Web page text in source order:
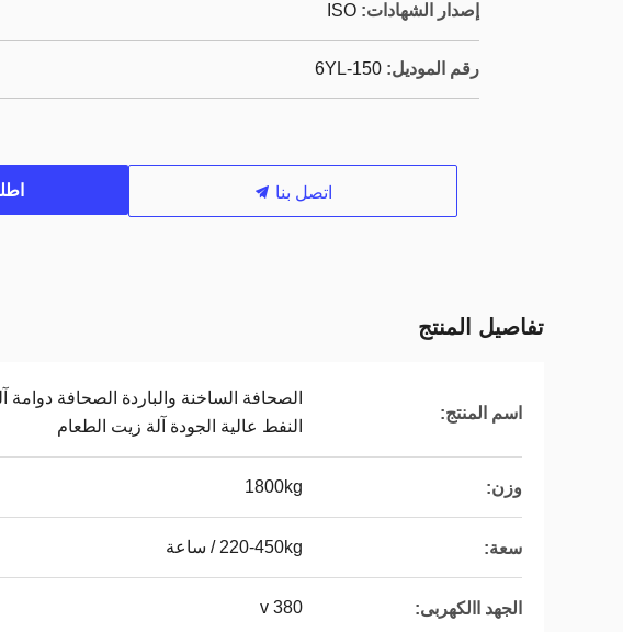
إصدار الشهادات: ISO
رقم الموديل: 6YL-150
اتصل بنا
تفاصيل المنتج
اسم المنتج:
الصحافة الساخنة والباردة الصحافة دوامة
النفط عالية الجودة آلة زيت الطعام
وزن: 1800kg
سعة: 220-450kg / ساعة
الجهد االكهربى: 380 v